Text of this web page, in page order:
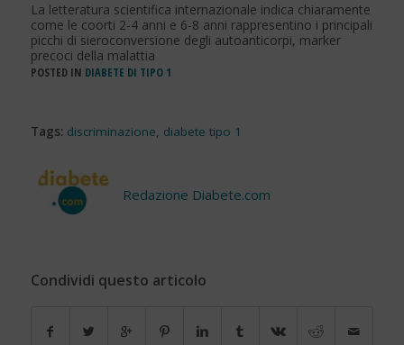
La letteratura scientifica internazionale indica chiaramente
come le coorti 2-4 anni e 6-8 anni rappresentino i principali
picchi di sieroconversione degli autoanticorpi, marker
precoci della malattia
POSTED IN DIABETE DI TIPO 1
Tags: discriminazione, diabete tipo 1
Redazione Diabete.com
Condividi questo articolo